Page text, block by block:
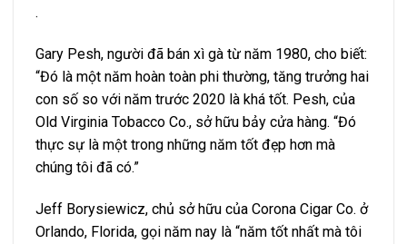
.
Gary Pesh, người đã bán xì gà từ năm 1980, cho biết:
“Đó là một năm hoàn toàn phi thường, tăng trưởng hai
con số so với năm trước 2020 là khá tốt. Pesh, của
Old Virginia Tobacco Co., sở hữu bảy cửa hàng. “Đó
thực sự là một trong những năm tốt đẹp hơn mà
chúng tôi đã có.”
Jeff Borysiewicz, chủ sở hữu của Corona Cigar Co. ở
Orlando, Florida, gọi năm nay là “năm tốt nhất mà tôi